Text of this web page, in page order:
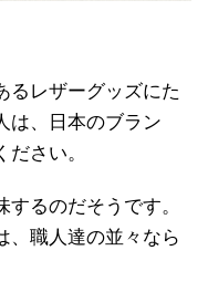
るレザーグッズにた
は、日本のブラン
さい。
るのだそうです。
、職人達の並々なら